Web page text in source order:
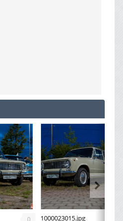
0 1000023015.jpg